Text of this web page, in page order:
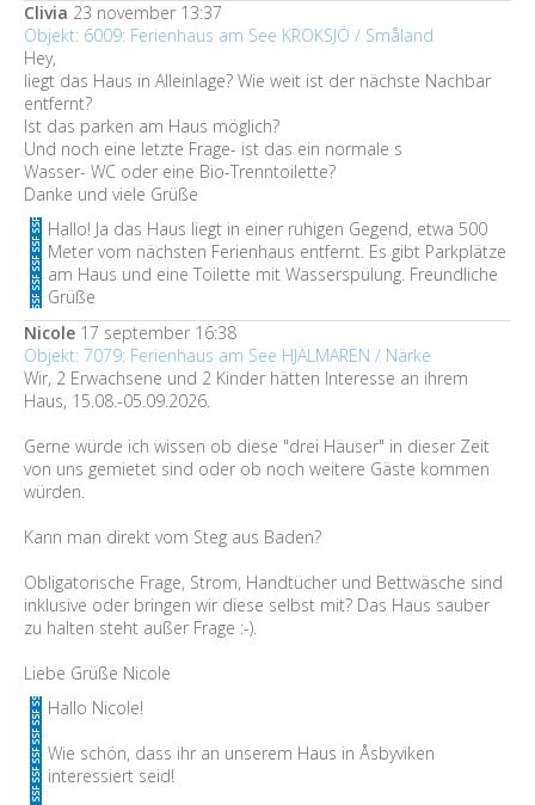
Clivia 23 november 13:37
Objekt: 6009: Ferienhaus am See KROKSJÖ / Småland
Hey,
liegt das Haus in Alleinlage? Wie weit ist der nächste Nachbar
entfernt?
Ist das parken am Haus möglich?
Und noch eine letzte Frage- ist das ein normale s
Wasser- WC oder eine Bio-Trenntoilette?
Danke und viele Grüße
Hallo! Ja das Haus liegt in einer ruhigen Gegend, etwa 500
Meter vom nächsten Ferienhaus entfernt. Es gibt Parkplätze
am Haus und eine Toilette mit Wasserspülung. Freundliche
Grüße
Nicole 17 september 16:38
Objekt: 7079: Ferienhaus am See HJÄLMAREN / Närke
Wir, 2 Erwachsene und 2 Kinder hätten Interesse an ihrem
Haus, 15.08.-05.09.2026.
Gerne würde ich wissen ob diese "drei Häuser" in dieser Zeit
von uns gemietet sind oder ob noch weitere Gäste kommen
würden.
Kann man direkt vom Steg aus Baden?
Obligatorische Frage, Strom, Handtücher und Bettwäsche sind
inklusive oder bringen wir diese selbst mit? Das Haus sauber
zu halten steht außer Frage :-).
Liebe Grüße Nicole
Hallo Nicole!
Wie schön, dass ihr an unserem Haus in Åsbyviken
interessiert seid!